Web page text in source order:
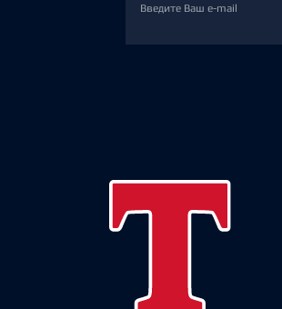
Введите Ваш e-mail